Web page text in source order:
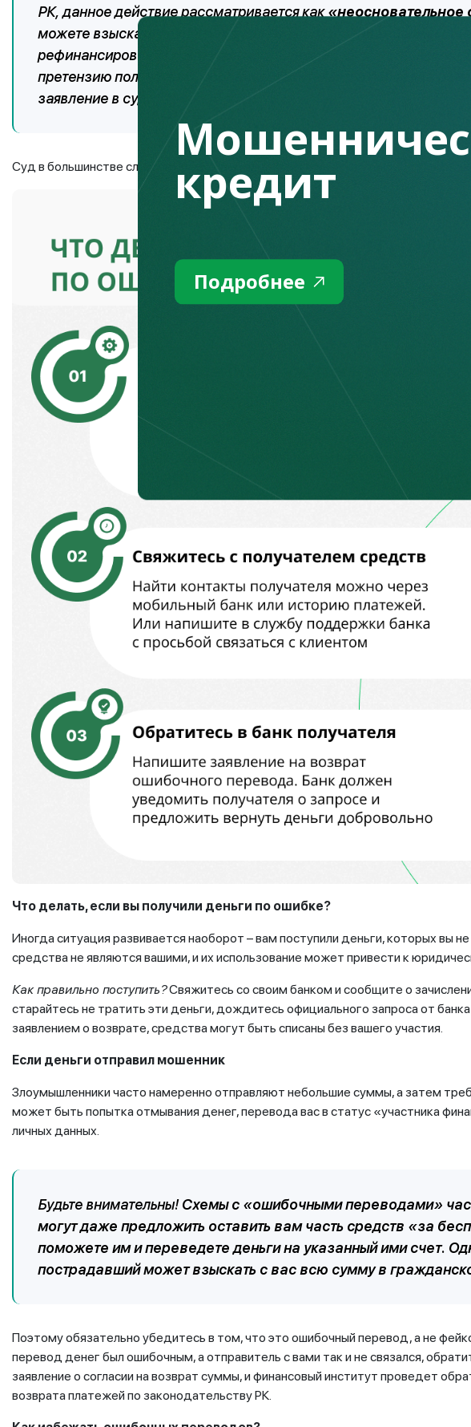
РК, данное действие рассматривается как
можете взыскать вознаграждение за пользование вашими
рефинансирования Национального Банка РК. Для этого нужно
претензию получателю, собрать доказательства перевода
заявление в суд.
Суд в большинстве случаев обяжет вернуть деньги, но этот процесс может
Что делать, если вы получили деньги по ошибке?
Иногда ситуация развивается наоборот – вам поступили деньги, которых вы
средства не являются вашими, и их использование может привести к
Как правильно поступить?Свяжитесь со своим банком и сообщите о
старайтесь не тратить эти деньги, дождитесь официального запроса от
заявлением о возврате, средства могут быть списаны без вашего участия.
Если деньги отправил мошенник
Злоумышленники часто намеренно отправляют небольшие суммы, а затем
может быть попытка отмывания денег, перевода вас в статус «участника
личных данных.
Будьте внимательны!Схемы с «ошибочными переводами»
могут даже предложить оставить вам часть средств «за
поможете им и переведете деньги на указанный ими счет.
пострадавший может взыскать с вас всю сумму в
Поэтому обязательно убедитесь в том, что это ошибочный перевод, а не
перевод денег был ошибочным, а отправитель с вами так и не связался,
заявление о согласии на возврат суммы, и финансовый институт проведет
возврата платежей по законодательству РК.
кредит
Подробнее